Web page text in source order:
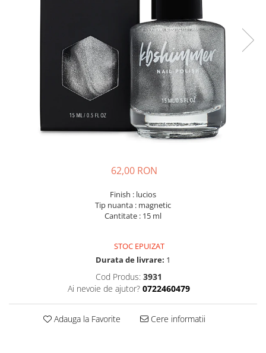
62,00 RON
Finish : lucios
Tip nuanta : magnetic
Cantitate : 15 ml
STOC EPUIZAT
Durata de livrare: 1
Cod Produs: 3931
Ai nevoie de ajutor? 0722460479
Adauga la Favorite Cere informatii